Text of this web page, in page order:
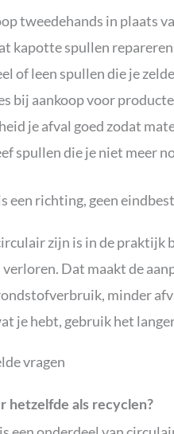
tweedehands in plaats
kapotte spullen
of leen spullen die je
bij aankoop voor
je afval goed zodat
spullen die je niet meer
een richting, geen
zijn is in de praktijk
Dat maakt de
minder
je hebt, gebruik het
vragen
hetzelfde als recyclen?